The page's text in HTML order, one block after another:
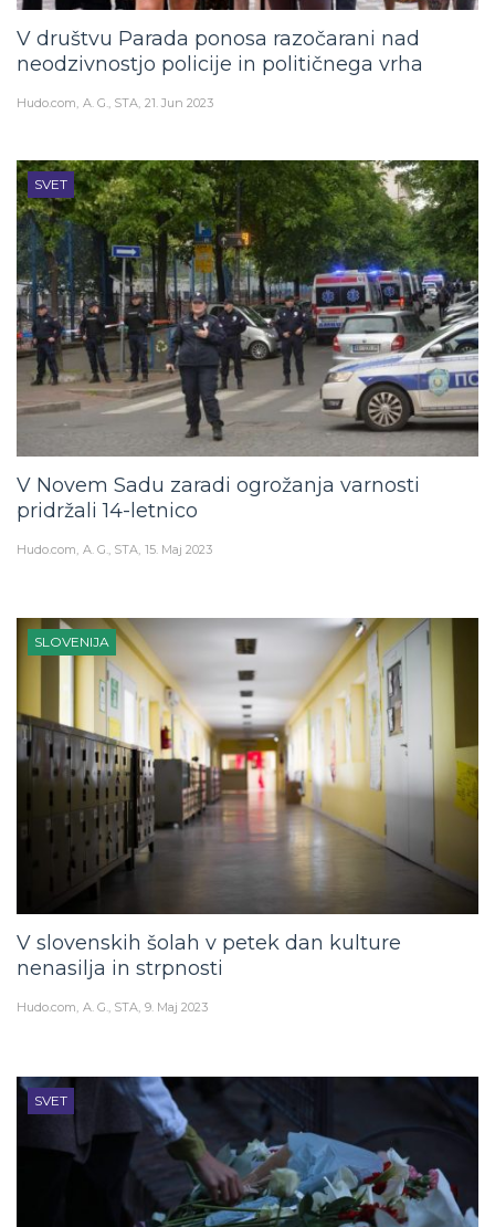
V društvu Parada ponosa razočarani nad
neodzivnostjo policije in političnega vrha
Hudo.com A. G., STA 21. Jun 2023
SVET
V Novem Sadu zaradi ogrožanja varnosti
pridržali 14-letnico
Hudo.com A. G., STA 15. Maj 2023
SLOVENIJA
V slovenskih šolah v petek dan kulture
nenasilja in strpnosti
Hudo.com A. G., STA 9. Maj 2023
SVET